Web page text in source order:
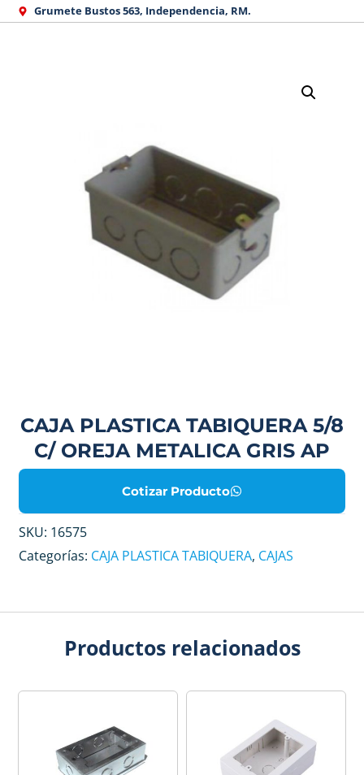
Grumete Bustos 563, Independencia, RM.
CAJA PLASTICA TABIQUERA 5/8
C/ OREJA METALICA GRIS AP
Cotizar Producto
SKU: 16575
Categorías: CAJA PLASTICA TABIQUERA, CAJAS
Productos relacionados